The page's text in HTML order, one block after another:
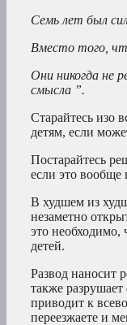
Семь лет был
Вместо того,
Они никогда не
смысла ”.
Старайтесь изо
детям, если
Постарайтесь
если это вообще
В худшем из
незаметно
это необходимо,
детей.
Развод наносит
также
приводит к
переезжаете и